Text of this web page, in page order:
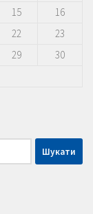
15
16
22
23
29
30